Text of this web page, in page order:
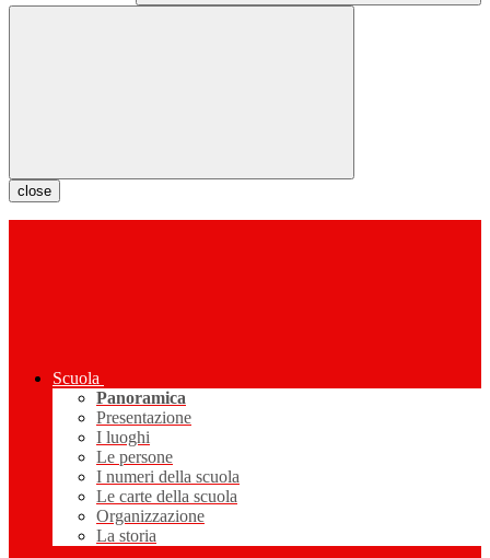
close
Scuola
Panoramica
Presentazione
I luoghi
Le persone
I numeri della scuola
Le carte della scuola
Organizzazione
La storia